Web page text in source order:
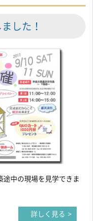
した！
途中の現場を見学できま
詳しく見る